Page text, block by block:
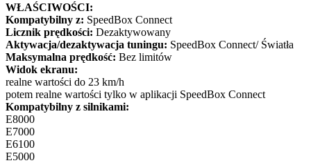
WŁAŚCIWOŚCI:
Kompatybilny z: SpeedBox Connect
Licznik prędkości: Dezaktywowany
Aktywacja/dezaktywacja tuningu: SpeedBox Connect/ Światła
Maksymalna prędkość: Bez limitów
Widok ekranu:
realne wartości do 23 km/h
potem realne wartości tylko w aplikacji SpeedBox Connect
Kompatybilny z silnikami:
E8000
E7000
E6100
E5000